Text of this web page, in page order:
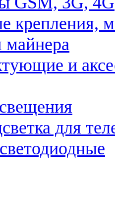
крепления,
майнера
и
для